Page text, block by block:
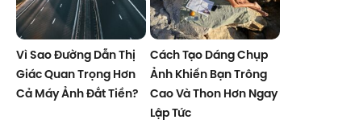
Vì Sao Đường Dẫn Thị
Giác Quan Trọng Hơn
Cả Máy Ảnh Đắt Tiền?
Cách Tạo Dáng Chụp
Ảnh Khiến Bạn Trông
Cao Và Thon Hơn Ngay
Lập Tức